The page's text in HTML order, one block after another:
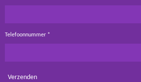
Telefoonnummer *
Verzenden